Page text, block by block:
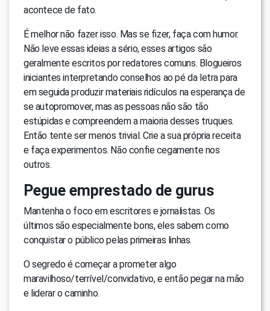
acontece de fato.
É melhor não fazer isso. Mas se fizer, faça com humor.
Não leve essas ideias a sério, esses artigos são
geralmente escritos por redatores comuns. Blogueiros
iniciantes interpretando conselhos ao pé da letra para
em seguida produzir materiais ridículos na esperança de
se autopromover, mas as pessoas não são tão
estúpidas e compreendem a maioria desses truques.
Então tente ser menos trivial. Crie a sua própria receita
e faça experimentos. Não confie cegamente nos
outros.
Pegue emprestado de gurus
Mantenha o foco em escritores e jornalistas. Os
últimos são especialmente bons, eles sabem como
conquistar o público pelas primeiras linhas.
O segredo é começar a prometer algo
maravilhoso/terrível/convidativo, e então pegar na mão
e liderar o caminho.